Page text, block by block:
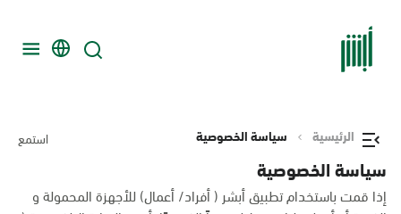
الرئيسية سياسة الخصوصية استمع
سياسة الخصوصية
إذا قمت باستخدام تطبيق أبشر ( أفراد/ أعمال) للأجهزة المحمولة و